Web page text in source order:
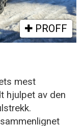
PROFF
mest
hjulpet av den